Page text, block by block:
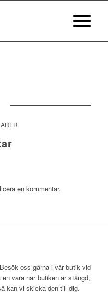
en kommentar.
oss gärna i vår butik vid
vara när butiken är stängd,
kan vi skicka den till dig.